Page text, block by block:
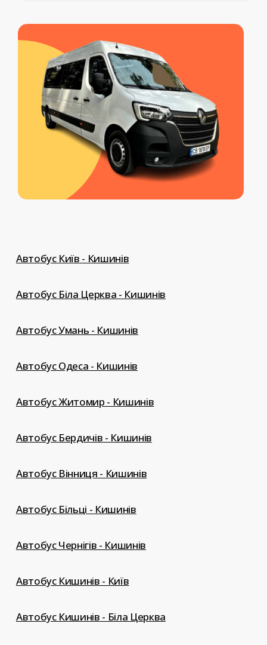
перевезення тварин, перевезення
документів, доставка передач,
індивідуальний трансфер до
Європи.
Автобус Київ - Кишинів
Автобус Біла Церква - Кишинів
Автобус Умань - Кишинів
Автобус Одеса - Кишинів
Автобус Житомир - Кишинів
Автобус Бердичів - Кишинів
Автобус Вінниця - Кишинів
Автобус Більці - Кишинів
Автобус Чернігів - Кишинів
Автобус Кишинів - Київ
Автобус Кишинів - Біла Церква